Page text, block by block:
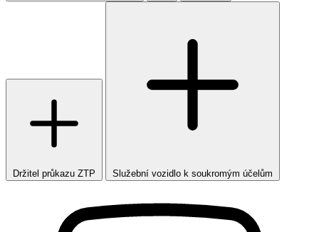
Držitel průkazu ZTP Služební vozidlo k soukromým účelům